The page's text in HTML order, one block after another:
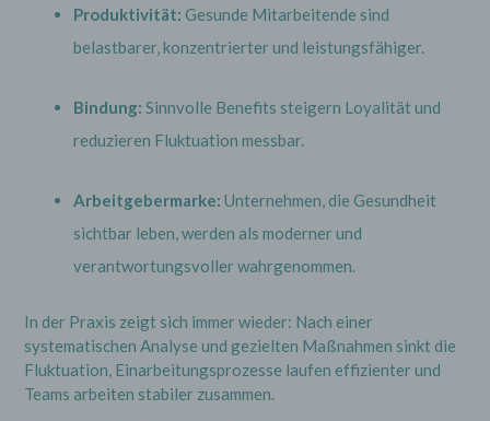
Produktivität: Gesunde Mitarbeitende sind
belastbarer, konzentrierter und leistungsfähiger.
Bindung: Sinnvolle Benefits steigern Loyalität und
reduzieren Fluktuation messbar.
Arbeitgebermarke: Unternehmen, die Gesundheit
sichtbar leben, werden als moderner und
verantwortungsvoller wahrgenommen.
In der Praxis zeigt sich immer wieder: Nach einer
systematischen Analyse und gezielten Maßnahmen sinkt die
Fluktuation, Einarbeitungsprozesse laufen effizienter und
Teams arbeiten stabiler zusammen.